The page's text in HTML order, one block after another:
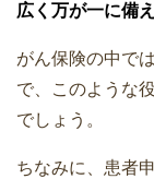
広く万が一に備
がん保険の中で
で、このような
でしょう。
ちなみに、患者